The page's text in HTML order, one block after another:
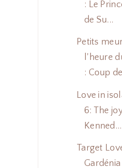
: Le
de Su...
Petits
l'heure
: Coup
Love in
6: The
Kenned...
Target
Gardénia